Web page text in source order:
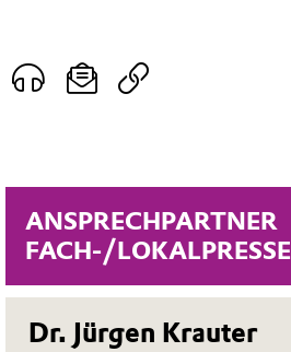
ANSPRECHPARTNER
FACH-/LOKALPRESSE
Dr. Jürgen Krauter